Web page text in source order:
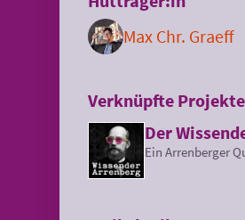
Max Chr. Graeff
Verknüpfte Projekte
Der
Ein Arrenberger